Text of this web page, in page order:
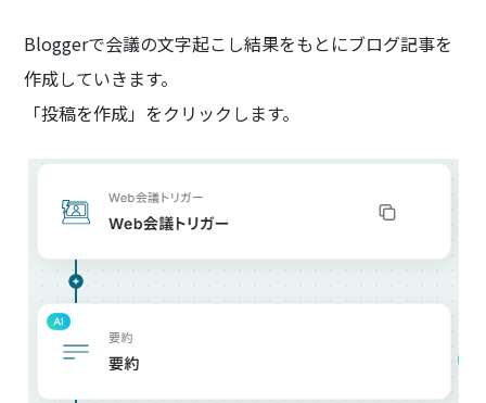
Bloggerで会議の文字起こし結果をもとにブログ記事を
作成していきます。
「投稿を作成」をクリックします。